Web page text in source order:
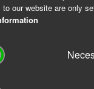
our website are only